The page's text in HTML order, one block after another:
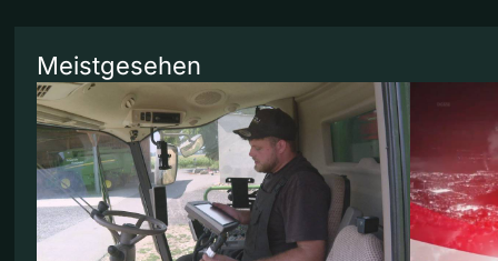
Meistgesehen